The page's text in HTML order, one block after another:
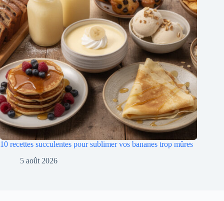
10 recettes succulentes pour sublimer vos bananes trop mûres
5 août 2026